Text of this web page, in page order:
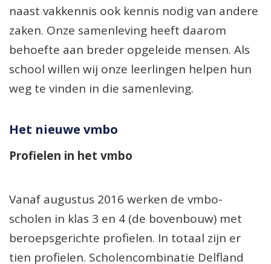
naast vakkennis ook kennis nodig van andere
zaken. Onze samenleving heeft daarom
behoefte aan breder opgeleide mensen. Als
school willen wij onze leerlingen helpen hun
weg te vinden in die samenleving.
Het nieuwe vmbo
Profielen in het vmbo
Vanaf augustus 2016 werken de vmbo-
scholen in klas 3 en 4 (de bovenbouw) met
beroepsgerichte profielen. In totaal zijn er
tien profielen. Scholencombinatie Delfland